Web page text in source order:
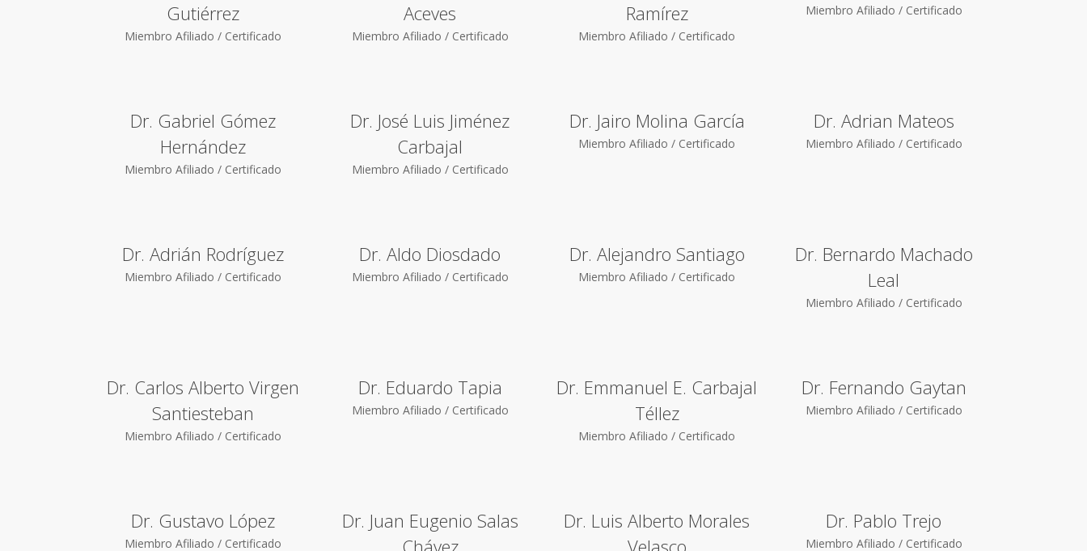
Gutiérrez
Miembro Afiliado / Certificado
Aceves
Miembro Afiliado / Certificado
Ramírez
Miembro Afiliado / Certificado
Miembro Afiliado / Certificado
Dr. Gabriel Gómez
Hernández
Miembro Afiliado / Certificado
Dr. José Luis Jiménez
Carbajal
Miembro Afiliado / Certificado
Dr. Jairo Molina García
Miembro Afiliado / Certificado
Dr. Adrian Mateos
Miembro Afiliado / Certificado
Dr. Adrián Rodríguez
Miembro Afiliado / Certificado
Dr. Aldo Diosdado
Miembro Afiliado / Certificado
Dr. Alejandro Santiago
Miembro Afiliado / Certificado
Dr. Bernardo Machado
Leal
Miembro Afiliado / Certificado
Dr. Carlos Alberto Virgen
Santiesteban
Miembro Afiliado / Certificado
Dr. Eduardo Tapia
Miembro Afiliado / Certificado
Dr. Emmanuel E. Carbajal
Téllez
Miembro Afiliado / Certificado
Dr. Fernando Gaytan
Miembro Afiliado / Certificado
Dr. Gustavo López
Miembro Afiliado / Certificado
Dr. Juan Eugenio Salas
Chávez
Dr. Luis Alberto Morales
Velasco
Dr. Pablo Trejo
Miembro Afiliado / Certificado